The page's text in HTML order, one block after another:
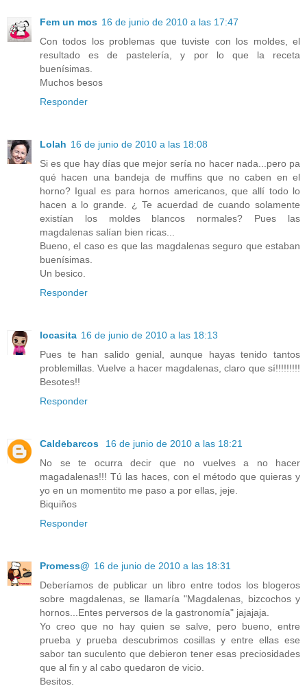
Fem un mos 16 de junio de 2010 a las 17:47
Con todos los problemas que tuviste con los moldes, el
resultado es de pastelería, y por lo que la receta
buenísimas.
Muchos besos
Responder
Lolah 16 de junio de 2010 a las 18:08
Si es que hay días que mejor sería no hacer nada...pero pa
qué hacen una bandeja de muffins que no caben en el
horno? Igual es para hornos americanos, que allí todo lo
hacen a lo grande. ¿ Te acuerdad de cuando solamente
existían los moldes blancos normales? Pues las
magdalenas salían bien ricas...
Bueno, el caso es que las magdalenas seguro que estaban
buenísimas.
Un besico.
Responder
locasita 16 de junio de 2010 a las 18:13
Pues te han salido genial, aunque hayas tenido tantos
problemillas. Vuelve a hacer magdalenas, claro que sí!!!!!!!!!
Besotes!!
Responder
Caldebarcos
16 de junio de 2010 a las 18:21
No se te ocurra decir que no vuelves a no hacer
magadalenas!!! Tú las haces, con el método que quieras y
yo en un momentito me paso a por ellas, jeje.
Biquiños
Responder
Promess@ 16 de junio de 2010 a las 18:31
Deberíamos de publicar un libro entre todos los blogeros
sobre magdalenas, se llamaría "Magdalenas, bizcochos y
hornos...Entes perversos de la gastronomía" jajajaja.
Yo creo que no hay quien se salve, pero bueno, entre
prueba y prueba descubrimos cosillas y entre ellas ese
sabor tan suculento que debieron tener esas preciosidades
que al fin y al cabo quedaron de vicio.
Besitos.